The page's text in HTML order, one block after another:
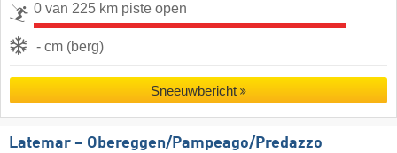
0 van 225 km piste open
- cm (berg)
Sneeuwbericht
Latemar – Obereggen/​Pampeago/​Predazzo